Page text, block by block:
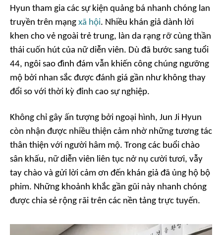
Hyun tham gia các sự kiện quảng bá nhanh chóng lan
truyền trên mạng xã hội. Nhiều khán giả dành lời
khen cho vẻ ngoài trẻ trung, làn da rạng rỡ cùng thần
thái cuốn hút của nữ diễn viên. Dù đã bước sang tuổi
44, ngôi sao đình đám vẫn khiến công chúng ngưỡng
mộ bởi nhan sắc được đánh giá gần như không thay
đổi so với thời kỳ đỉnh cao sự nghiệp.
Không chỉ gây ấn tượng bởi ngoại hình, Jun Ji Hyun
còn nhận được nhiều thiện cảm nhờ những tương tác
thân thiện với người hâm mộ. Trong các buổi chào
sân khấu, nữ diễn viên liên tục nở nụ cười tươi, vẫy
tay chào và gửi lời cảm ơn đến khán giả đã ủng hộ bộ
phim. Những khoảnh khắc gần gũi này nhanh chóng
được chia sẻ rộng rãi trên các nền tảng trực tuyến.